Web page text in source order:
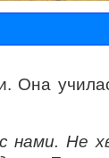
Она
нами.